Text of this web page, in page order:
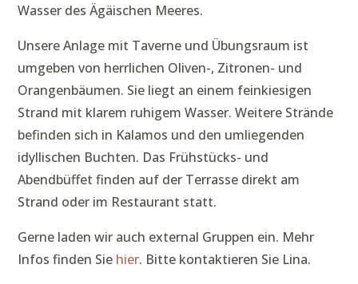
Wasser des Ägäischen Meeres.
Unsere Anlage mit Taverne und Übungsraum ist
umgeben von herrlichen Oliven-, Zitronen- und
Orangenbäumen. Sie liegt an einem feinkiesigen
Strand mit klarem ruhigem Wasser. Weitere Strände
befinden sich in Kalamos und den umliegenden
idyllischen Buchten. Das Frühstücks- und
Abendbüffet finden auf der Terrasse direkt am
Strand oder im Restaurant statt.
Gerne laden wir auch external Gruppen ein. Mehr
Infos finden Sie hier. Bitte kontaktieren Sie Lina.